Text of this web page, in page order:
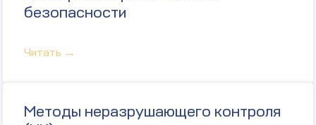
безопасности
Читать →
Методы неразрушающего контроля